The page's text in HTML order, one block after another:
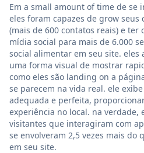
Em a small amount of time de se
eles foram capazes de grow seus
(mais de 600 contatos reais) e ter
mídia social para mais de 6.000
social alimentar em seu site.
uma forma visual de mostrar
como eles são landing on a
se parecem na vida real. ele
adequada e perfeita,
experiência no local. na verdade,
visitantes que interagiram com
se envolveram 2,5 vezes mais do
em seu site.